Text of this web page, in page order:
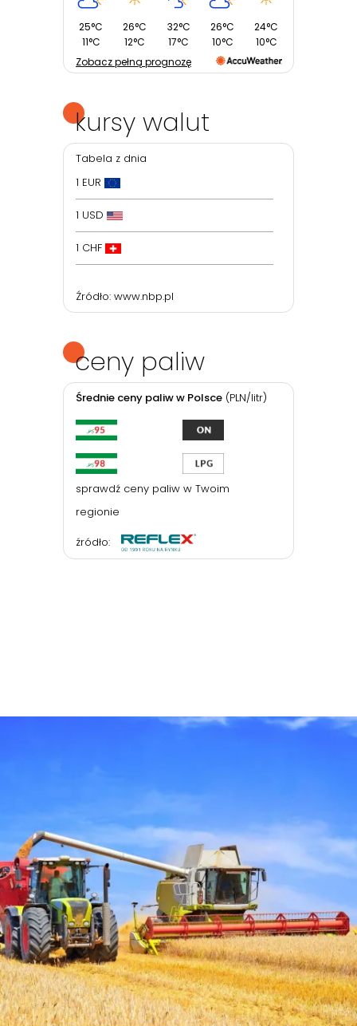
25°C
11°C
26°C
12°C
32°C
17°C
26°C
10°C
24°C
10°C
Zobacz pełną prognozę
ceny paliw
Średnie ceny paliw w Polsce (PLN/litr)
sprawdź ceny paliw w Twoim
regionie
źródło:
kursy walut
Tabela z dnia
1 EUR
1 USD
1 CHF
Źródło: www.nbp.pl